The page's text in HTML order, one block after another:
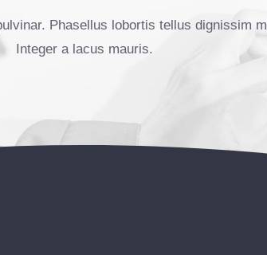
Phasellus lobortis tellus dignissim
Integer a lacus mauris.